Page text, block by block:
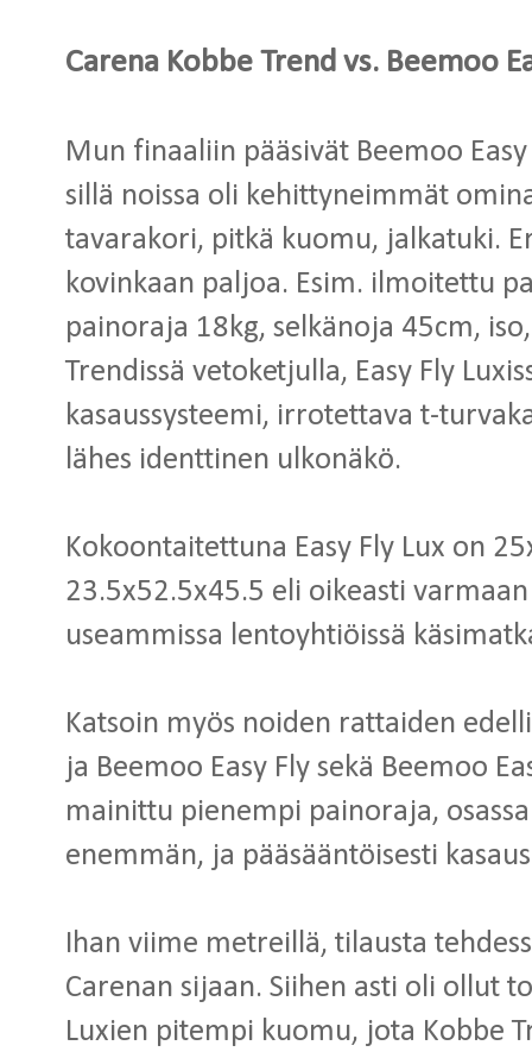
Carena Kobbe Trend vs. Beemoo
Mun finaaliin pääsivät Beemoo
sillä noissa oli kehittyneimmät
tavarakori, pitkä kuomu, jalkatuki.
kovinkaan paljoa. Esim. ilmoitettu
painoraja 18kg, selkänoja 45cm,
Trendissä vetoketjulla, Easy Fly
kasaussysteemi, irrotettava t-
lähes identtinen ulkonäkö.
Kokoontaitettuna Easy Fly Lux on
23.5x52.5x45.5 eli oikeasti
useammissa lentoyhtiöissä
Katsoin myös noiden rattaiden
ja Beemoo Easy Fly sekä Beemoo
mainittu pienempi painoraja,
enemmän, ja pääsääntöisesti
Ihan viime metreillä, tilausta
Carenan sijaan. Siihen asti oli ollut
Luxien pitempi kuomu, jota Kobbe